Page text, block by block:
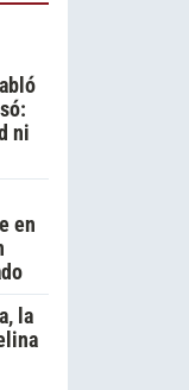
ni
en
la